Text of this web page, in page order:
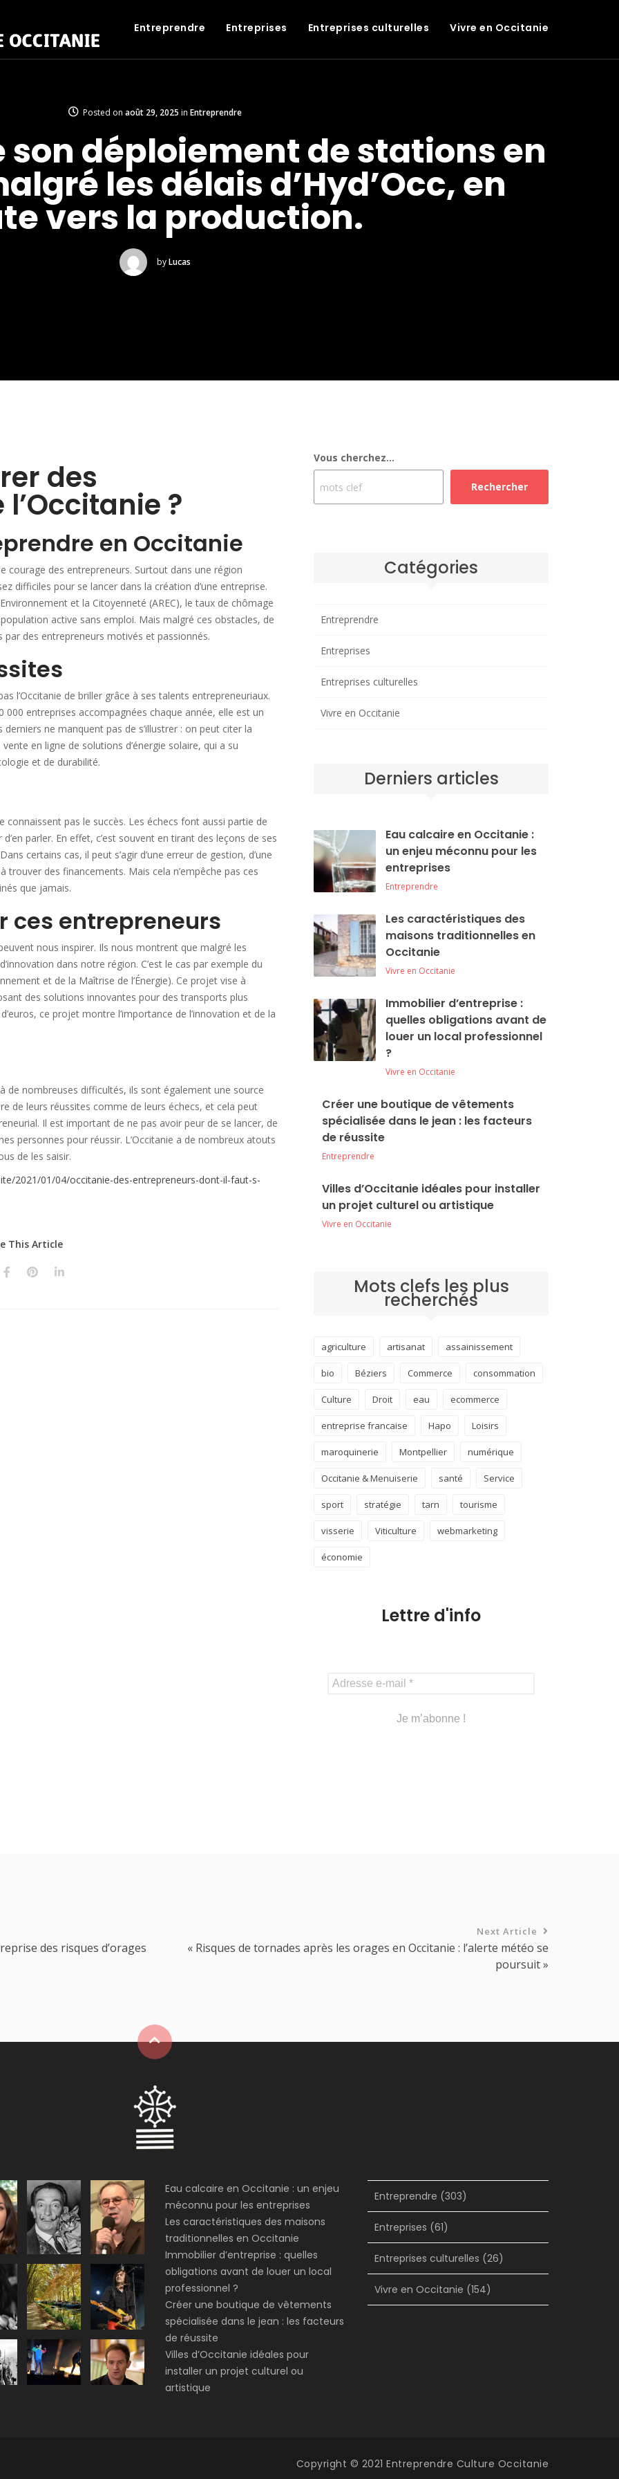
Entreprendre Entreprises Entreprises culturelles Vivre en Occitanie
Posted on août 29, 2025 in Entreprendre
son déploiement de stations en
les délais d’Hyd’Occ, en
vers la production.
by Lucas
des
?
en Occitanie
courage des entrepreneurs. Surtout dans une région
difficiles pour se lancer dans la création d’une entreprise.
et la Citoyenneté (AREC), le taux de chômage
active sans emploi. Mais malgré ces obstacles, de
des entrepreneurs motivés et passionnés.
l’Occitanie de briller grâce à ses talents entrepreneuriaux.
000 entreprises accompagnées chaque année, elle est un
ne manquent pas de s’illustrer : on peut citer la
en ligne de solutions d’énergie solaire, qui a su
et de durabilité.
pas le succès. Les échecs font aussi partie de
parler. En effet, c’est souvent en tirant des leçons de ses
certains cas, il peut s’agir d’une erreur de gestion, d’une
des financements. Mais cela n’empêche pas ces
que jamais.
ces entrepreneurs
nous inspirer. Ils nous montrent que malgré les
dans notre région. C’est le cas par exemple du
et de la Maîtrise de l’Énergie). Ce projet vise à
des solutions innovantes pour des transports plus
ce projet montre l’importance de l’innovation et de la
de nombreuses difficultés, ils sont également une source
de leurs réussites comme de leurs échecs, et cela peut
Il est important de ne pas avoir peur de se lancer, de
personnes pour réussir. L’Occitanie a de nombreux atouts
de les saisir.
2021/01/04/occitanie-des-entrepreneurs-dont-il-faut-s-
This Article
Vous cherchez...
Rechercher
Catégories
Entreprendre
Entreprises
Entreprises culturelles
Vivre en Occitanie
Derniers articles
Eau calcaire en Occitanie :
un enjeu méconnu pour les
entreprises
Entreprendre
Les caractéristiques des
maisons traditionnelles en
Occitanie
Vivre en Occitanie
Immobilier d’entreprise :
quelles obligations avant de
louer un local professionnel
?
Vivre en Occitanie
Créer une boutique de vêtements
spécialisée dans le jean : les facteurs
de réussite
Entreprendre
Villes d’Occitanie idéales pour installer
un projet culturel ou artistique
Vivre en Occitanie
Mots clefs les plus
recherchés
agriculture artisanat assainissement
bio Béziers Commerce consommation
Culture Droit eau ecommerce
entreprise francaise Hapo Loisirs
maroquinerie Montpellier numérique
Occitanie & Menuiserie santé Service
sport stratégie tarn tourisme
visserie Viticulture webmarketing
économie
Lettre d'info
des risques d’orages
Next Article
« Risques de tornades après les orages en Occitanie : l’alerte météo se
poursuit »
Eau calcaire en Occitanie : un enjeu
méconnu pour les entreprises
Les caractéristiques des maisons
traditionnelles en Occitanie
Immobilier d’entreprise : quelles
obligations avant de louer un local
professionnel ?
Créer une boutique de vêtements
spécialisée dans le jean : les facteurs
de réussite
Villes d’Occitanie idéales pour
installer un projet culturel ou
artistique
Entreprendre (303)
Entreprises (61)
Entreprises culturelles (26)
Vivre en Occitanie (154)
Copyright © 2021 Entreprendre Culture Occitanie